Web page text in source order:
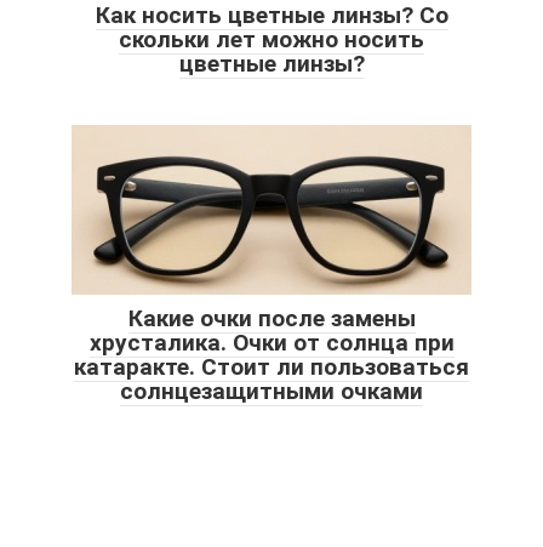
Как носить цветные линзы? Со
скольки лет можно носить
цветные линзы?
Какие очки после замены
хрусталика. Очки от солнца при
катаракте. Стоит ли пользоваться
солнцезащитными очками